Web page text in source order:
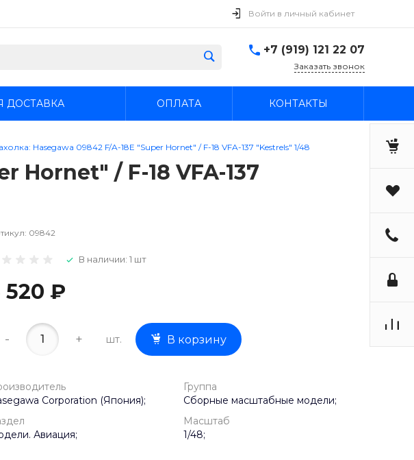
Войти в личный кабинет
+7 (919) 121 22 07
Заказать звонок
ДОСТАВКА ОПЛАТА КОНТАКТЫ
Hasegawa 09842 F/A-18E "Super Hornet" / F-18 VFA-137 "Kestrels" 1/48
Hornet" / F-18 VFA-137
09842
В наличии: 1 шт
520 ₽
- + шт. В корзину
Corporation (Япония);
Группа
Сборные масштабные модели;
Авиация;
Масштаб
1/48;